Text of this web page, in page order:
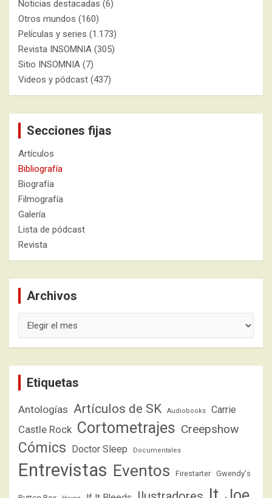
Noticias destacadas (6)
Otros mundos (160)
Películas y series (1.173)
Revista INSOMNIA (305)
Sitio INSOMNIA (7)
Videos y pódcast (437)
Secciones fijas
Artículos
Bibliografía
Biografía
Filmografía
Galería
Lista de pódcast
Revista
Archivos
Etiquetas
Antologías Artículos de SK Audiobooks Carrie
Castle Rock Cortometrajes Creepshow
Cómics Doctor Sleep Documentales
Entrevistas Eventos Firestarter Gwendy's